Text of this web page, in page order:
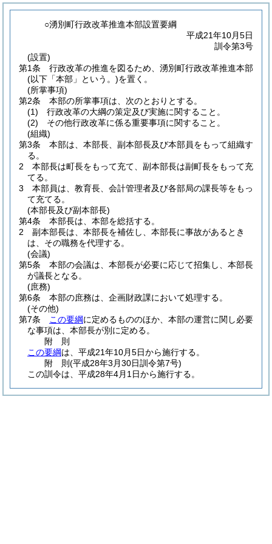
○湧別町行政改革推進本部設置要綱
平成21年10月5日
訓令第3号
(設置)
第1条
行政改革の推進を図るため、湧別町行政改革推進本部
(以下「本部」という。)を置く。
(所掌事項)
第2条
本部の所掌事項は、次のとおりとする。
(1)
行政改革の大綱の策定及び実施に関すること。
(2)
その他行政改革に係る重要事項に関すること。
(組織)
第3条
本部は、本部長、副本部長及び本部員をもって組織す
る。
2
本部長は町長をもって充て、副本部長は副町長をもって充
てる。
3
本部員は、教育長、会計管理者及び各部局の課長等をもっ
て充てる。
(本部長及び副本部長)
第4条
本部長は、本部を総括する。
2
副本部長は、本部長を補佐し、本部長に事故があるとき
は、その職務を代理する。
(会議)
第5条
本部の会議は、本部長が必要に応じて招集し、本部長
が議長となる。
(庶務)
第6条
本部の庶務は、企画財政課において処理する。
(その他)
第7条
この要綱に定めるもののほか、本部の運営に関し必要
な事項は、本部長が別に定める。
附 則
この要綱は、平成21年10月5日から施行する。
附 則(平成28年3月30日訓令第7号)
この訓令は、平成28年4月1日から施行する。